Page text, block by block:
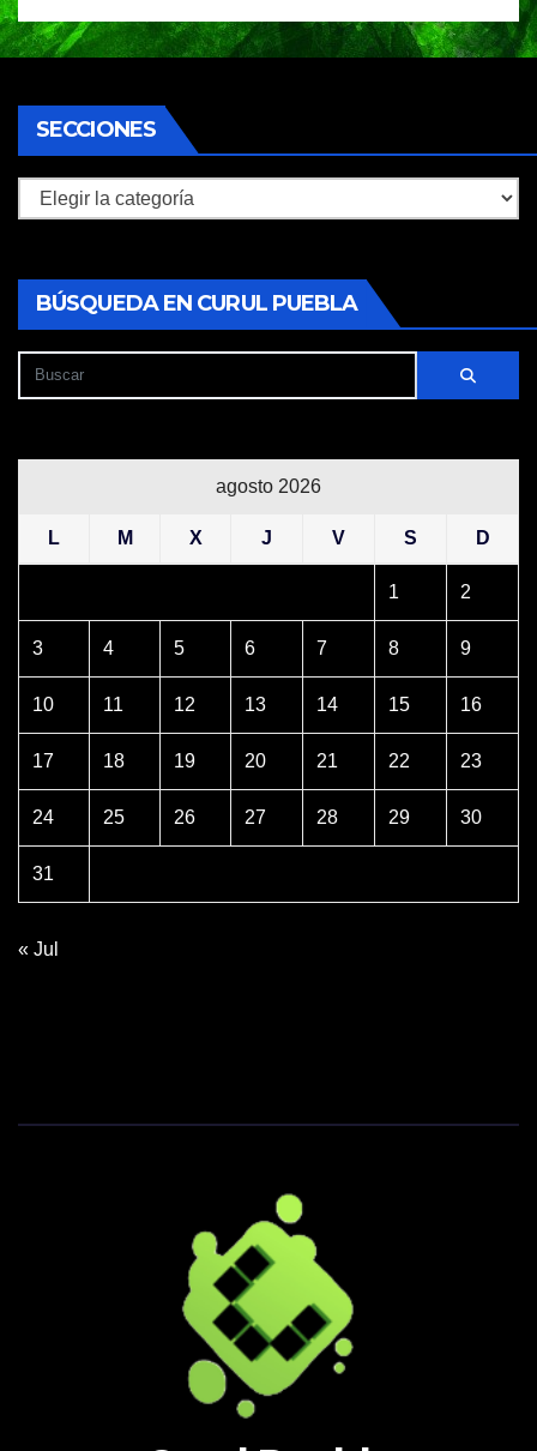
SECCIONES
Secciones
BÚSQUEDA EN CURUL PUEBLA
agosto 2026
L M X J V S D
1 2
3 4 5 6 7 8 9
10 11 12 13 14 15 16
17 18 19 20 21 22 23
24 25 26 27 28 29 30
31
« Jul